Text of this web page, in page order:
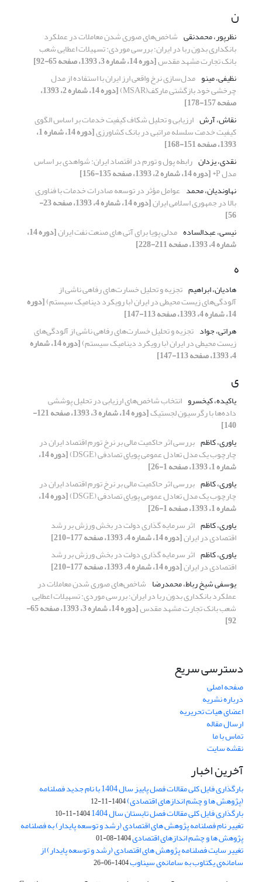
ن
نظرپور، محمدنقی شاخص‌های صوری شدن معاملات در عملکرد
بانکداری بدون ربا در ایران؛ بررسی موردی: تسهیلات اعطایی شعب
بانک تجارت مشهد مقدس[دوره 14، شماره 3، 1393، صفحه 65-92]
نظیفی، مینو مدل‌سازی نرخ واقعی ارز ایران با استفاده از مدل
چرخشی خود بازگشتی مارکف(MSAR) [دوره 14، شماره 2، 1393،
صفحه 157-178]
نقاش، آرش ارزیابی و تحلیل شکاف کیفیت خدمات بر اساس الگوی
کیفیت خدمت سلسله مراتبی در بانک کشاورزی [دوره 14، شماره 1،
1393، صفحه 151-168]
نقدی، یزدان رابطه پول و تورم در اقتصاد ایران: شواهدی بر اساس
مدل P*
[دوره 14، شماره 2، 1393، صفحه 135-156]
نهاوندیان، محمد عوامل مؤثر در توسعه صادرات خدمات با فناوری
بالا در جمهوری اسلامی ایران [دوره 14، شماره 4، 1393، صفحه 23-
56]
نیسی، عبدالساده مدلی پویا برای آتی های صنعت نفت ایران [دوره 14،
شماره 4، 1393، صفحه 211-228]
ه
هادیان، ابراهیم تجزیه و تحلیل خسارت‌های رفاهی ناشی از
آلودگی‌های زیست محیطی در ایران (با رویکرد دینامیک سیستم)[دوره
14، شماره 4، 1393، صفحه 113-147]
هراتی، جواد تجزیه و تحلیل خسارت‌های رفاهی ناشی از آلودگی‌های
زیست محیطی در ایران (با رویکرد دینامیک سیستم) [دوره 14، شماره
4، 1393، صفحه 113-147]
ی
یاکیده، کیخسرو انتخاب شاخص‌های ارزیابی در تحلیل پوششی
داده‌ها با رگرسیون لجستیک [دوره 14، شماره 3، 1393، صفحه 121-
140]
یاوری، کاظم بررسی اثر حاکمیت مالی بر نرخ تورم اقتصاد ایران در
چارچوب یک مدل تعادل عمومی پویای تصادفی (DSGE) [دوره 14،
شماره 1، 1393، صفحه 1-26]
یاوری، کاظم بررسی اثر حاکمیت مالی بر نرخ تورم اقتصاد ایران در
چارچوب یک مدل تعادل عمومی پویای تصادفی (DSGE) [دوره 14،
شماره 1، 1393، صفحه 1-26]
یاوری، کاظم اثر سرمایه گذاری دولت در بخش ورزش بر رشد
اقتصادی در ایران[دوره 14، شماره 4، 1393، صفحه 177-210]
یاوری، کاظم اثر سرمایه گذاری دولت در بخش ورزش بر رشد
اقتصادی در ایران[دوره 14، شماره 4، 1393، صفحه 177-210]
یوسفی شیخ رباط، محمدرضا شاخص‌های صوری شدن معاملات در
عملکرد بانکداری بدون ربا در ایران؛ بررسی موردی: تسهیلات اعطایی
شعب بانک تجارت مشهد مقدس [دوره 14، شماره 3، 1393، صفحه 65-
92]
دسترسی سریع
صفحه اصلی
درباره نشریه
اعضای هیات تحریریه
ارسال مقاله
تماس با ما
نقشه سایت
آخرین اخبار
بارگذاری فایل کلی مقالات فصل پاییز سال 1404 با نام جدید فصلنامه
(پژوهش ها و چشم اندازهای اقتصادی)1404-11-12
بارگذاری فایل کلی مقالات فصل تابستان سال 1404 1404-11-10
تغییر نام فصلنامه پژوهش های اقتصادی (رشد و توسعه پایدار) به فصلنامه
پژوهش ها و چشم اندازهای اقتصادی1404-08-01
تغییر سایت فصلنامه پژوهش های اقتصادی (رشد و توسعه پایدار) از
سامانه‌ی یکتاوب به سامانه‌ی سیناوب1404-06-26